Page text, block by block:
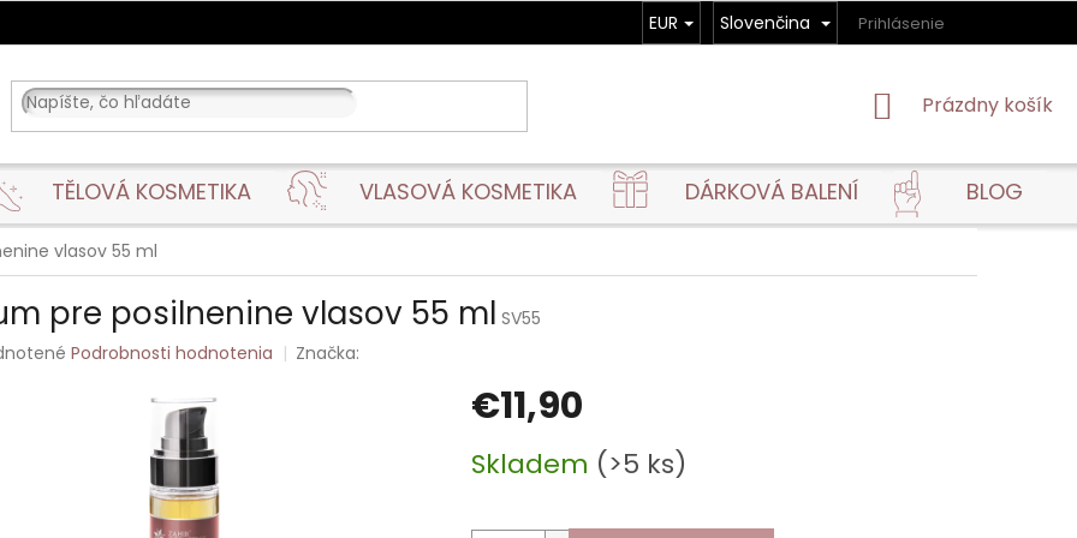
EUR Slovenčina Prihlásenie
NÁKUPNÝ
Prázdny košík
TĚLOVÁ KOSMETIKA VLASOVÁ KOSMETIKA DÁRKOVÁ BALENÍ BLOG
vlasov 55 ml
pre posilnenine vlasov 55 ml SV55
Podrobnosti hodnotenia Značka:
€11,90
cena:
Skladem (>5 ks)